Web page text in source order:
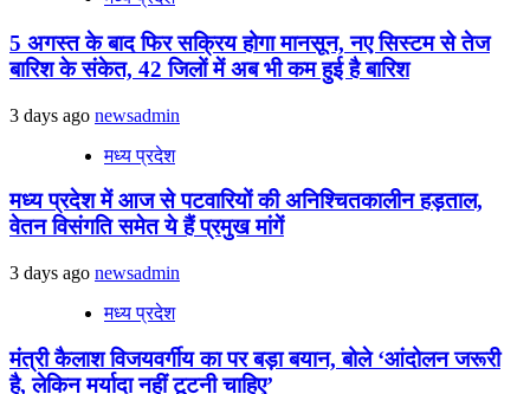
5 अगस्त के बाद फिर सक्रिय होगा मानसून, नए सिस्टम से तेज
बारिश के संकेत, 42 जिलों में अब भी कम हुई है बारिश
3 days ago newsadmin
मध्य प्रदेश
मध्य प्रदेश में आज से पटवारियों की अनिश्चितकालीन हड़ताल,
वेतन विसंगति समेत ये हैं प्रमुख मांगें
3 days ago newsadmin
मध्य प्रदेश
मंत्री कैलाश विजयवर्गीय का पर बड़ा बयान, बोले ‘आंदोलन जरूरी
है, लेकिन मर्यादा नहीं टूटनी चाहिए’